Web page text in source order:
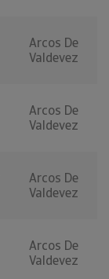
Arcos De
Valdevez
Arcos De
Valdevez
Arcos De
Valdevez
Arcos De
Valdevez